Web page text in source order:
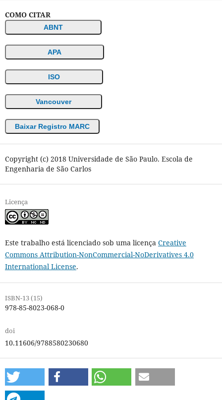
COMO CITAR
ABNT
APA
ISO
Vancouver
Baixar Registro MARC
Copyright (c) 2018 Universidade de São Paulo. Escola de
Engenharia de São Carlos
Licença
Este trabalho está licenciado sob uma licença Creative
Commons Attribution-NonCommercial-NoDerivatives 4.0
International License.
ISBN-13 (15)
978-85-8023-068-0
doi
10.11606/9788580230680